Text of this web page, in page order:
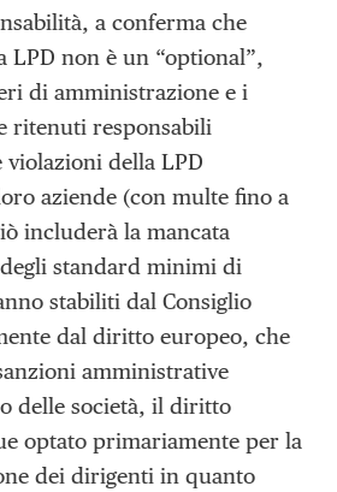
a conferma che
LPD non è un “optional”,
di amministrazione e i
ritenuti responsabili
violazioni della LPD
aziende (con multe fino a
includerà la mancata
standard minimi di
stabiliti dal Consiglio
dal diritto europeo, che
amministrative
delle società, il diritto
optato primariamente per la
dei dirigenti in quanto